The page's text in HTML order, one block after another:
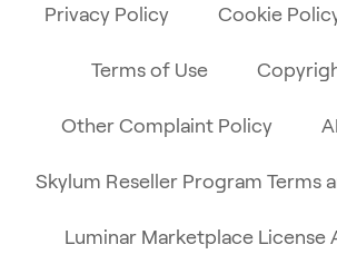
Privacy Policy Cookie
Terms of Use
Other Complaint Policy
Skylum Reseller Program Terms
Luminar Marketplace License